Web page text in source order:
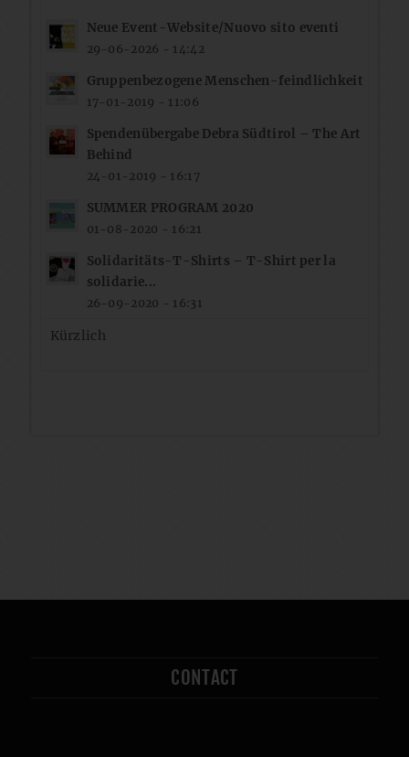
Neue Event-Website/Nuovo sito eventi
29-06-2026 - 14:42
Gruppenbezogene Menschen-feindlichkeit
17-01-2019 - 11:06
Spendenübergabe Debra Südtirol – The Art
Behind
24-01-2019 - 16:17
SUMMER PROGRAM 2020
01-08-2020 - 16:21
Solidaritäts-T-Shirts – T-Shirt per la
solidarie...
26-09-2020 - 16:31
Kürzlich
CONTACT